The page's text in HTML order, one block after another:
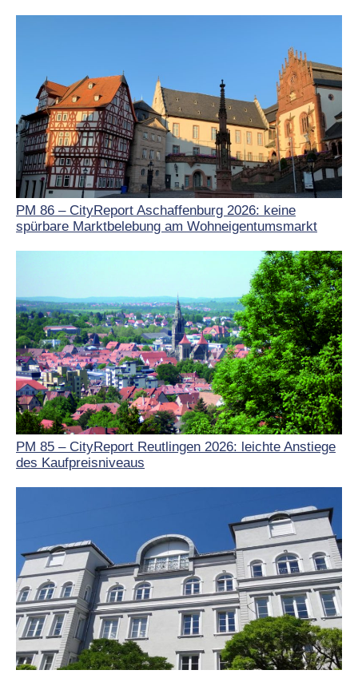
PM 86 – CityReport Aschaffenburg 2026: keine
spürbare Marktbelebung am Wohneigentumsmarkt
PM 85 – CityReport Reutlingen 2026: leichte Anstiege
des Kaufpreisniveaus